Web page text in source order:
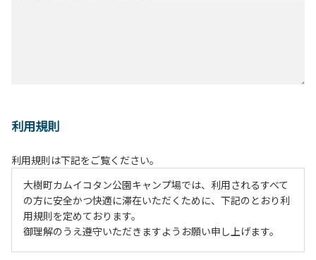
利用規則
利用規則は下記をご覧ください。
大樹町カムイコタン公園キャンプ場では、利用されるすべて
の方に安全かつ快適に滞在いただくために、下記のとおり利
用規則を定めております。
御理解のうえ遵守いただきますようお願い申し上げます。